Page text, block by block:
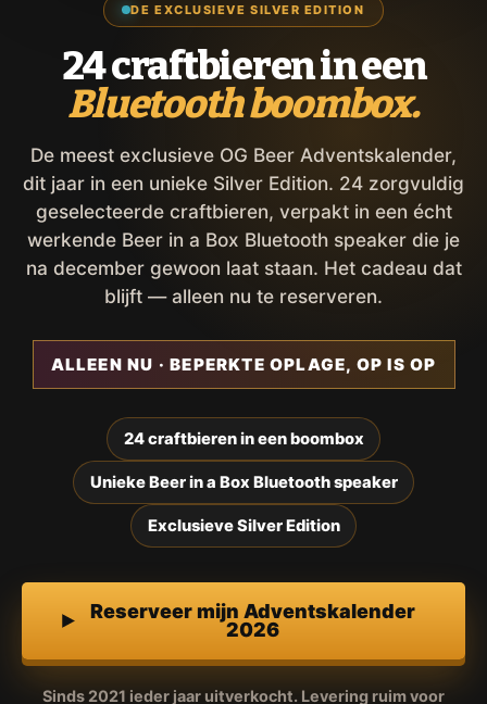
DE EXCLUSIEVE SILVER EDITION
24 craftbieren in een
Bluetooth boombox.
De meest exclusieve OG Beer Adventskalender,
dit jaar in een unieke Silver Edition. 24 zorgvuldig
geselecteerde craftbieren, verpakt in een écht
werkende Beer in a Box Bluetooth speaker die je
na december gewoon laat staan. Het cadeau dat
blijft — alleen nu te reserveren.
ALLEEN NU · BEPERKTE OPLAGE, OP IS OP
24 craftbieren in een boombox
Unieke Beer in a Box Bluetooth speaker
Exclusieve Silver Edition
Reserveer mijn Adventskalender
2026
Sinds 2021 ieder jaar uitverkocht. Levering ruim voor